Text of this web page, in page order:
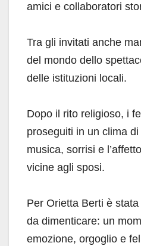
amici e collaboratori
Tra gli invitati anche
del mondo dello
delle istituzioni locali.
Dopo il rito religioso, i
proseguiti in un clima
musica, sorrisi e
vicine agli sposi.
Per Orietta Berti è
da dimenticare: un
emozione, orgoglio e